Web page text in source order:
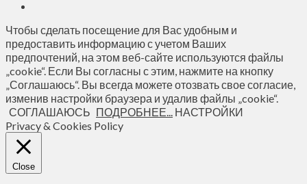
Чтобы сделать посещение для Вас удобным и
предоставить информацию с учетом Ваших
предпочтений, на этом веб-сайте используются файлы
„cookie“. Если Вы согласны с этим, нажмите на кнопку
„Соглашаюсь“. Вы всегда можете отозвать свое согласие,
изменив настройки браузера и удалив файлы „cookie“.
СОГЛАШАЮСЬ ПОДРОБНЕЕ... НАСТРОЙКИ
Privacy & Cookies Policy
Close